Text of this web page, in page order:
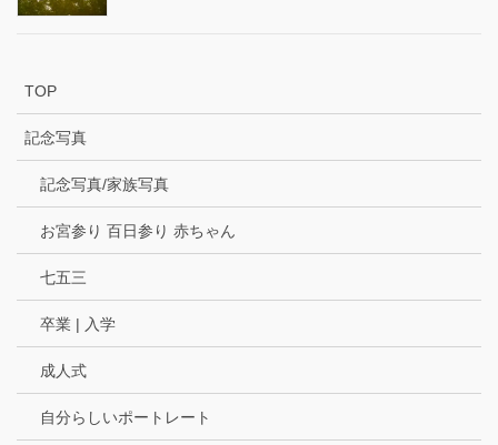
TOP
記念写真
記念写真/家族写真
お宮参り 百日参り 赤ちゃん
七五三
卒業 | 入学
成人式
自分らしいポートレート